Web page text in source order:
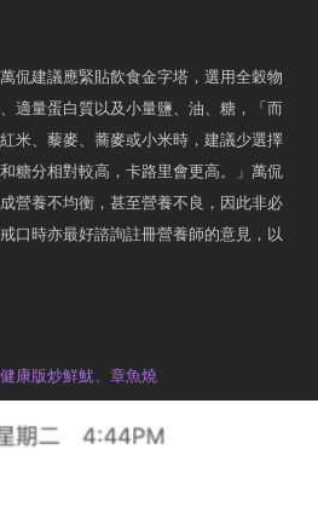
侃建議應緊貼飲食金字塔，選用全穀物
適量蛋白質以及小量鹽、油、糖，「而
米、藜麥、蕎麥或小米時，建議少選擇
糖分相對較高，卡路里會更高。」萬侃
營養不均衡，甚至營養不良，因此非必
口時亦最好諮詢註冊營養師的意見，以
康版炒鮮魷、章魚燒